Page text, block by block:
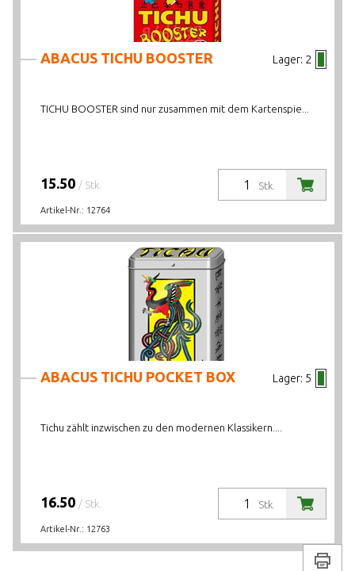
LAGERBESTAND Lager: 2
ABACUS TICHU BOOSTER
TICHU BOOSTER sind nur zusammen mit dem Kartenspie...
Stk.
15.50 / Stk.
Artikel-Nr.: 12764
Lager: 5
ABACUS TICHU POCKET BOX
Tichu zählt inzwischen zu den modernen Klassikern....
Stk.
16.50 / Stk.
Artikel-Nr.: 12763